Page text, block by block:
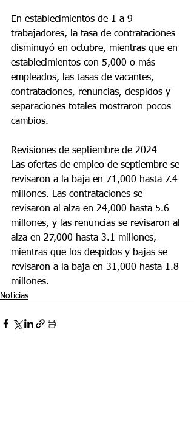
En establecimientos de 1 a 9
trabajadores, la tasa de contrataciones
disminuyó en octubre, mientras que en
establecimientos con 5,000 o más
empleados, las tasas de vacantes,
contrataciones, renuncias, despidos y
separaciones totales mostraron pocos
cambios.
Revisiones de septiembre de 2024
Las ofertas de empleo de septiembre se
revisaron a la baja en 71,000 hasta 7.4
millones. Las contrataciones se
revisaron al alza en 24,000 hasta 5.6
millones, y las renuncias se revisaron al
alza en 27,000 hasta 3.1 millones,
mientras que los despidos y bajas se
revisaron a la baja en 31,000 hasta 1.8
millones.
Noticias